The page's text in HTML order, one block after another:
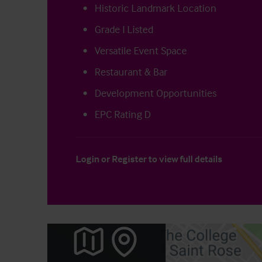
Historic Landmark Location
Grade I Listed
Versatile Event Space
Restaurant & Bar
Development Opportunities
EPC Rating D
Login or Registerto view full details